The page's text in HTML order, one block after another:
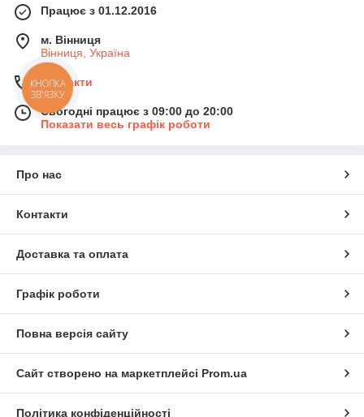
Працює з 01.12.2016
м. Вінниця
Вінниця, Україна
Контакти
Сьогодні працює з 09:00 до 20:00
Показати весь графік роботи
Про нас
Контакти
Доставка та оплата
Графік роботи
Повна версія сайту
Сайт створено на маркетплейсі Prom.ua
Політика конфіденційності
КНОПКА
ЗВ'ЯЗКУ